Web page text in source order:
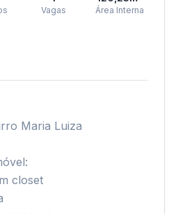
Vagas Área Interna
Maria Luiza
closet